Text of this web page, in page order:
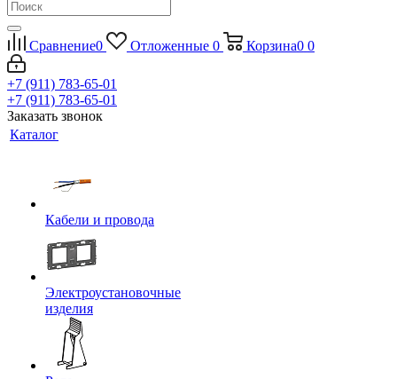
Сравнение0 Отложенные 0 Корзина0 0
+7 (911) 783-65-01
+7 (911) 783-65-01
Заказать звонок
Каталог
Кабели и провода
Электроустановочные
изделия